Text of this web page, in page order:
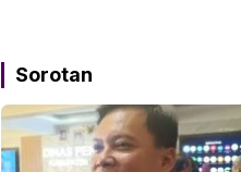
Sorotan